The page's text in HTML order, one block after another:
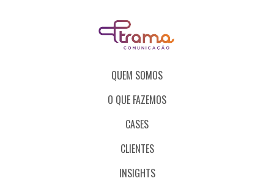
QUEM SOMOS
O QUE FAZEMOS
CASES
CLIENTES
INSIGHTS